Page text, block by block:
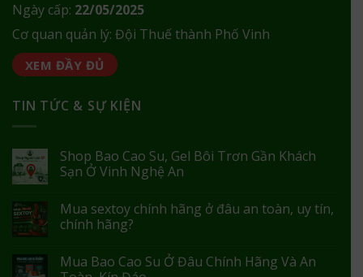
Ngày cấp: 22/05/2025
Cơ quan quản lý: Đội Thuế thành Phố Vinh
XEM ĐẦY ĐỦ
TIN TỨC & SỰ KIỆN
Shop Bao Cao Su, Gel Bôi Trơn Gần Khách
Sạn Ở Vinh Nghệ An
Mua sextoy chính hãng ở đâu an toàn, uy tín,
chính hãng?
Mua Bao Cao Su Ở Đâu Chính Hãng Và An